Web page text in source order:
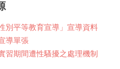
別平等教育宣導」宣導資料
導單張
習期間遭性騷擾之處理機制